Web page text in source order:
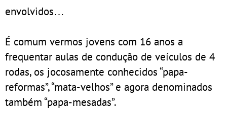
envolvidos…
É comum vermos jovens com 16 anos a
frequentar aulas de condução de veículos de 4
rodas, os jocosamente conhecidos “papa-
reformas”, “mata-velhos” e agora denominados
também “papa-mesadas”.